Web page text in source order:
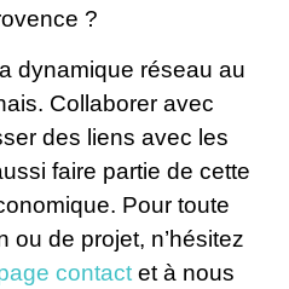
?
dynamique réseau au
Collaborer avec
des liens avec les
faire partie de cette
Pour toute
ou de projet, n’hésitez
contact et à nous